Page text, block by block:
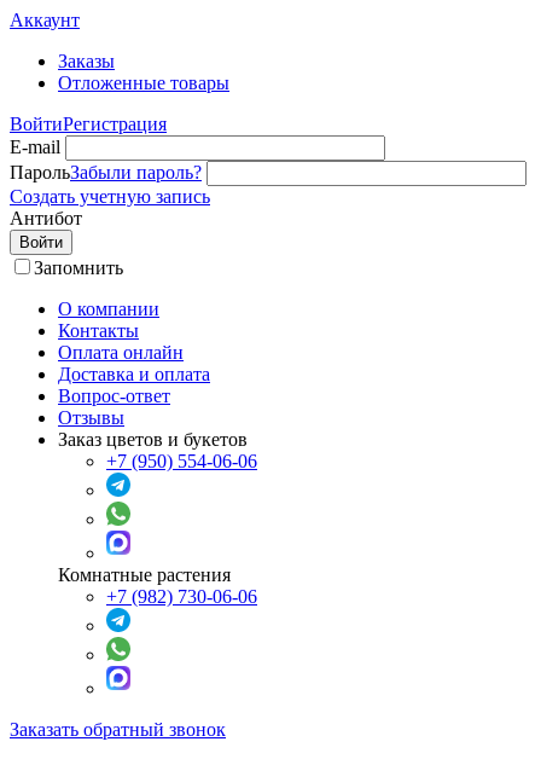
Аккаунт
Заказы
Отложенные товары
ВойтиРегистрация
E-mail
ПарольЗабыли пароль?
Создать учетную запись
Антибот
Войти
Запомнить
О компании
Контакты
Оплата онлайн
Доставка и оплата
Вопрос-ответ
Отзывы
Заказ цветов и букетов
+7 (950) 554-06-06
Комнатные растения
+7 (982) 730-06-06
Заказать обратный звонок